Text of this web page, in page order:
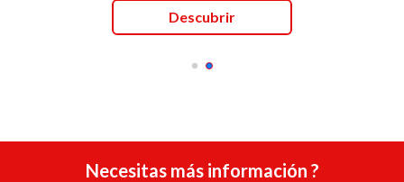
Descubrir
Necesitas más información ?